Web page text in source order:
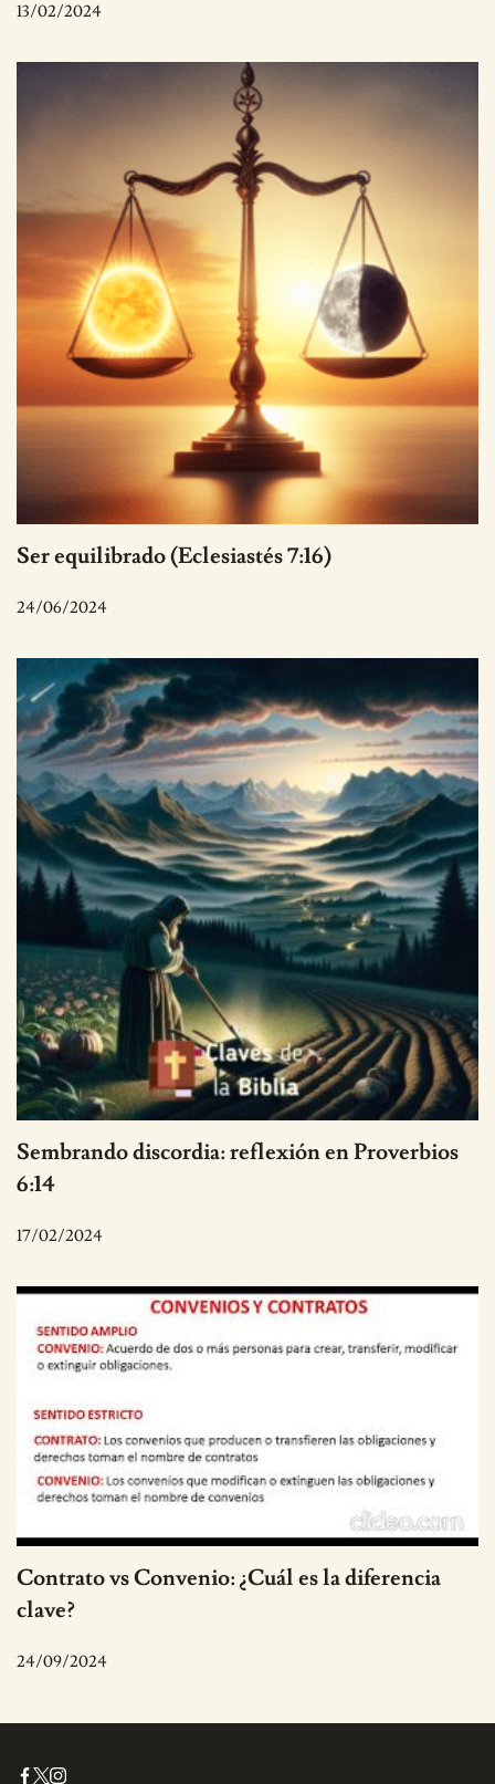
13/02/2024
Ser equilibrado (Eclesiastés 7:16)
24/06/2024
Sembrando discordia: reflexión en Proverbios
6:14
17/02/2024
Contrato vs Convenio: ¿Cuál es la diferencia
clave?
24/09/2024